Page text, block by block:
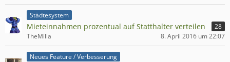
Städtesystem
Mieteinnahmen prozentual auf Statthalter verteilen
28
TheMilla
8. April 2016 um 22:07
Neues Feature / Verbesserung